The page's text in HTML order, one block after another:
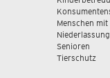
Menschen
Senioren
Tierschutz